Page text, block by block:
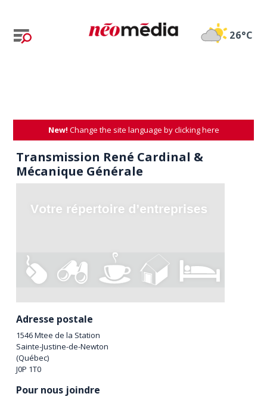
26°C
New! Change the site language by clicking here
Transmission René Cardinal &
Mécanique Générale
Adresse postale
1546 Mtee de la Station
Sainte-Justine-de-Newton
(Québec)
J0P 1T0
Pour nous joindre